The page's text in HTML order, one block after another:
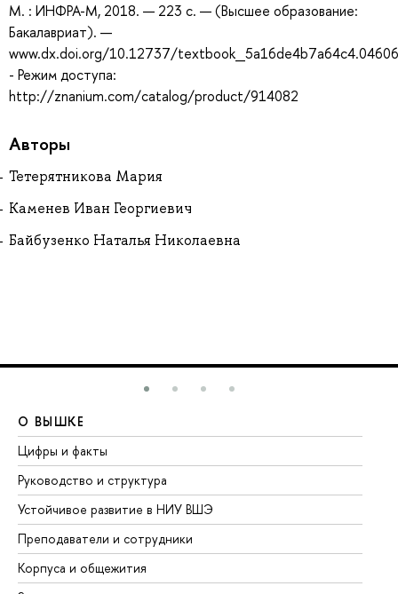
М. : ИНФРА-М, 2018. — 223 с. — (Высшее образование:
Бакалавриат). —
www.dx.doi.org/10.12737/
- Режим доступа:
http://znanium.com/catalog/product/914082
Авторы
Тетерятникова Мария
Каменев Иван Георгиевич
Байбузенко Наталья Николаевна
О ВЫШКЕ
Цифры и факты
Руководство и структура
Устойчивое развитие в НИУ ВШЭ
Преподаватели и сотрудники
Корпуса и общежития